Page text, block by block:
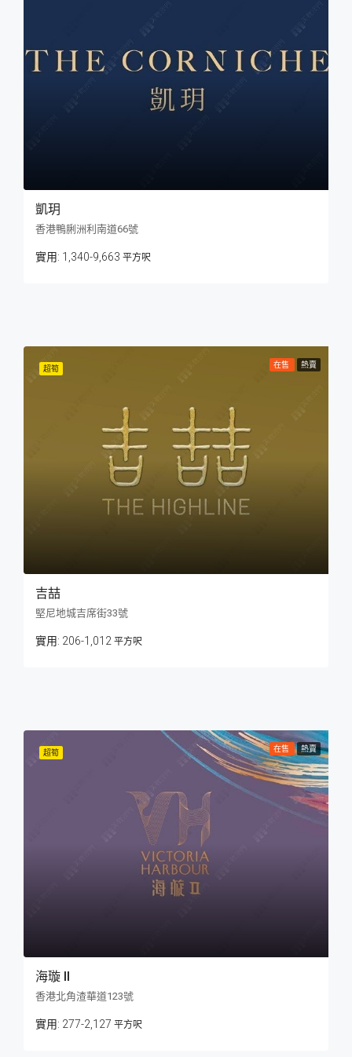
凱玥
香港鴨脷洲利南道66號
1,340-9,663 平方呎
超筍 在售 熱賣
吉喆
堅尼地城吉席街33號
206-1,012 平方呎
超筍 在售 熱賣
海璇 II
香港北角渣華道123號
277-2,127 平方呎